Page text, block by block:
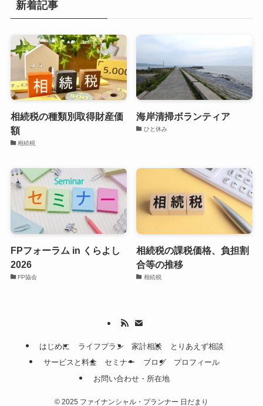
新着記事
相続税の種類別取得財産価
額
相続税
海岸清掃ボランティア
ひと休み
FPフォーラム in くらよし
2026
FP協会
相続税の課税価格、負担割
合等の推移
相続税
はじめに ライフプラン 家計相談
とりあえず相談
サービスと料金
セミナー ブログ
プロフィール
お問い合わせ・所在地
© 2025 ファイナンシャル・プランナー 日だまり